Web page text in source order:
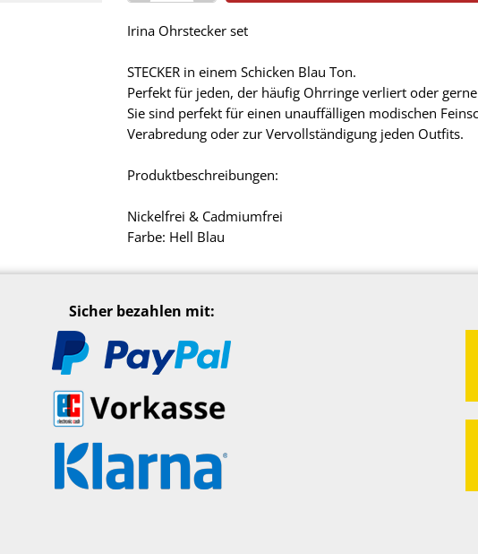
Irina Ohrstecker set
STECKER in einem Schicken Blau Ton.
Perfekt für jeden, der häufig Ohrringe verliert oder
Sie sind perfekt für einen unauffälligen modischen
Verabredung oder zur Vervollständigung jeden Outfits.
Produktbeschreibungen:
Nickelfrei & Cadmiumfrei
Farbe: Hell Blau
Sicher bezahlen mit: